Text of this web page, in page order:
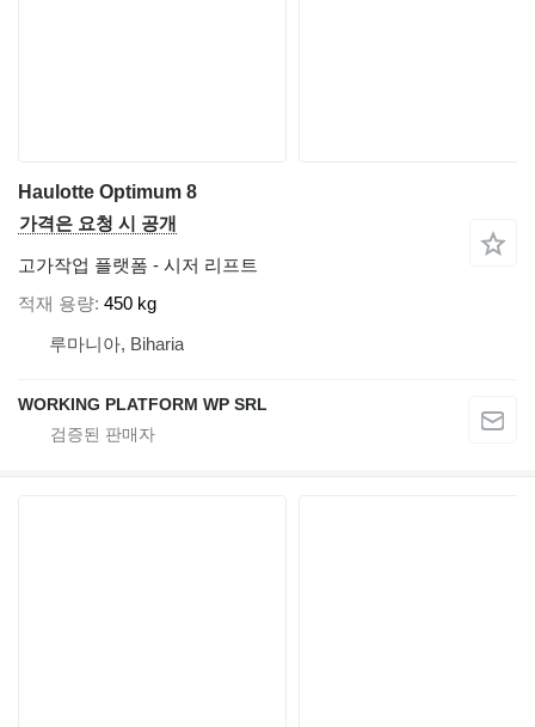
Haulotte Optimum 8
가격은 요청 시 공개
고가작업 플랫폼 - 시저 리프트
적재 용량 450 kg
루마니아, Biharia
WORKING PLATFORM WP SRL